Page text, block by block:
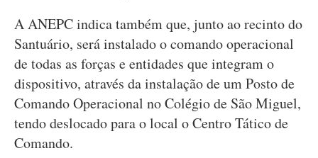
A ANEPC indica também que, junto ao recinto do
Santuário, será instalado o comando operacional
de todas as forças e entidades que integram o
dispositivo, através da instalação de um Posto de
Comando Operacional no Colégio de São Miguel,
tendo deslocado para o local o Centro Tático de
Comando.